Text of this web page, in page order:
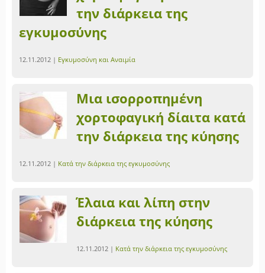
την διάρκεια της
εγκυμοσύνης
12.11.2012 | Εγκυμοσύνη και Αναιμία
Μια ισορροπημένη
χορτοφαγική δίαιτα κατά
την διάρκεια της κύησης
12.11.2012 | Κατά την διάρκεια της εγκυμοσύνης
Έλαια και λίπη στην
διάρκεια της κύησης
12.11.2012 | Κατά την διάρκεια της εγκυμοσύνης